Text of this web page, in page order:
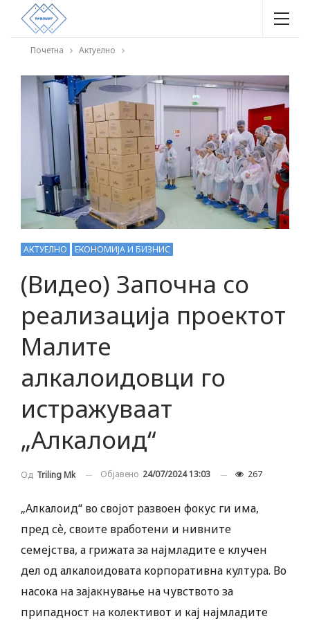
Почетна Актуелно
АКТУЕЛНО ЕКОНОМИЈА И БИЗНИС
(Видео) Започна со
реализација проектот
Малите
алкалоидовци го
истражуваат
„Алкалоид“
Од Triling Mk Објавено 24/07/2024 13:03 267
„Алкалоид“ во својот развоен фокус ги има,
пред сѐ, своите вработени и нивните
семејства, а грижата за најмладите е клучен
дел од алкалоидовата корпоративна култура. Во
насока на зајакнување на чувството за
припадност на колективот и кај најмладите